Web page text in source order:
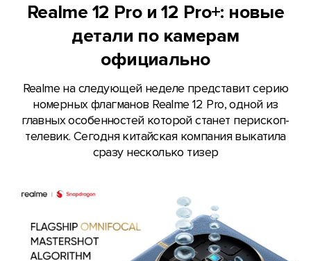
Realme 12 Pro и 12 Pro+: новые
детали по камерам
официально
Realme на следующей неделе представит серию
номерных флагманов Realme 12 Pro, одной из
главных особенностей которой станет перископ-
телевик. Сегодня китайская компания выкатила
сразу несколько тизер